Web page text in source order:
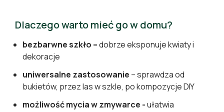
Dlaczego warto mieć go w domu?
bezbarwne szkło –dobrze eksponuje kwiaty i
dekoracje
uniwersalne zastosowanie – sprawdza od
bukietów, przez las w szkle, po kompozycje DIY
możliwość mycia w zmywarce -ułatwia